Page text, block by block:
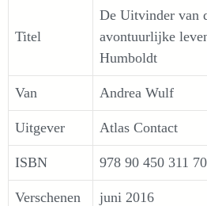
Titel
De Uitvinder van
avontuurlijke
Humboldt
Van Andrea Wulf
Uitgever Atlas Contact
ISBN 978 90 450 311 70
Verschenen juni 2016